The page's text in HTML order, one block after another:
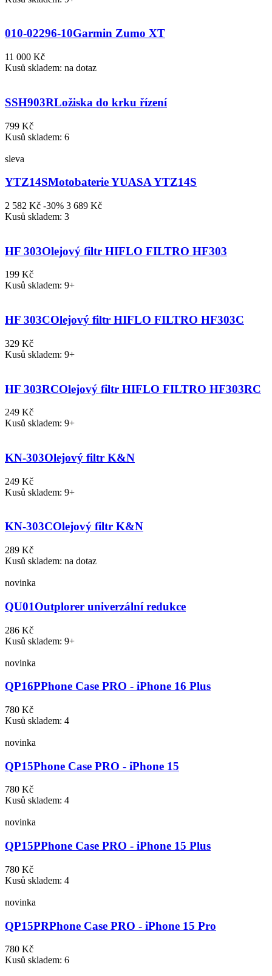
010-02296-10Garmin Zumo XT
11 000 Kč
Kusů skladem: na dotaz
SSH903RLožiska do krku řízení
799 Kč
Kusů skladem: 6
sleva
YTZ14SMotobaterie YUASA YTZ14S
2 582 Kč -30% 3 689 Kč
Kusů skladem: 3
HF 303Olejový filtr HIFLO FILTRO HF303
199 Kč
Kusů skladem: 9+
HF 303COlejový filtr HIFLO FILTRO HF303C
329 Kč
Kusů skladem: 9+
HF 303RCOlejový filtr HIFLO FILTRO HF303RC
249 Kč
Kusů skladem: 9+
KN-303Olejový filtr K&N
249 Kč
Kusů skladem: 9+
KN-303COlejový filtr K&N
289 Kč
Kusů skladem: na dotaz
novinka
QU01Outplorer univerzální redukce
286 Kč
Kusů skladem: 9+
novinka
QP16PPhone Case PRO - iPhone 16 Plus
780 Kč
Kusů skladem: 4
novinka
QP15Phone Case PRO - iPhone 15
780 Kč
Kusů skladem: 4
novinka
QP15PPhone Case PRO - iPhone 15 Plus
780 Kč
Kusů skladem: 4
novinka
QP15PRPhone Case PRO - iPhone 15 Pro
780 Kč
Kusů skladem: 6